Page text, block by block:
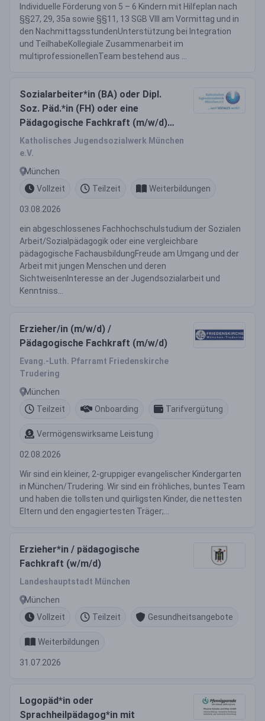
Individuelle Förderung von 5 – 6 Kindern mit Hilfeplan nach
§§27, 29, 35a sowie §§11, 13 SGB VIII am Vormittag und in
den NachmittagsstundenUnterstützung bei Integration
und TeilhabeKollegiale Zusammenarbeit im
multiprofessionellenTeam bestehend aus ...
Sozialarbeiter*in (BA) oder Dipl.
Soz. Päd.*in (FH) oder eine
Pädagogische Fachkraft (m/w/d)
Vollzeit / Teilzeit
Katholisches Jugendsozialwerk München
e.V.
München
Vollzeit
Teilzeit Weiterbildungen
03.08.2026
ein abgeschlossenes Fachhochschulstudium der Sozialen
Arbeit/Sozialpädagogik oder eine vergleichbare
pädagogische FachausbildungFreude am Umgang und der
Arbeit mit jungen Menschen und deren
SichtweisenInteresse an der Jugendsozialarbeit und
Kenntniss...
Erzieher/in (m/w/d) /
Pädagogische Fachkraft (m/w/d)
Evang.-Luth. Pfarramt Friedenskirche
Trudering
München
Teilzeit
Onboarding Tarifvergütung
Vermögenswirksame Leistung
02.08.2026
Wir sind ein kleiner, 2-gruppiger evangelischer Kindergarten
in München/Trudering. Wir sind ein fröhliches, buntes Team
und haben die tollsten und quirligsten Kinder, die nettesten
Eltern und den engagiertesten Träger;...
Erzieher*in / pädagogische
Fachkraft (w/m/d)
Landeshauptstadt München
München
Vollzeit
Teilzeit Gesundheitsangebote
Weiterbildungen
31.07.2026
Logopäd*in oder
Sprachheilpädagog*in mit